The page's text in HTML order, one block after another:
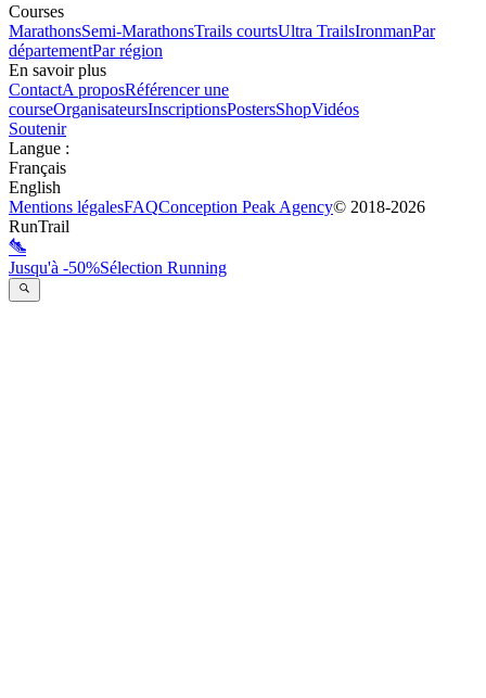
Courses
MarathonsSemi-MarathonsTrails courtsUltra TrailsIronmanPar
départementPar région
En savoir plus
ContactA proposRéférencer une
courseOrganisateursInscriptionsPostersShopVidéos
Soutenir
Langue :
Français
English
Mentions légalesFAQConception Peak Agency© 2018-2026
RunTrail
Jusqu'à -50%Sélection Running